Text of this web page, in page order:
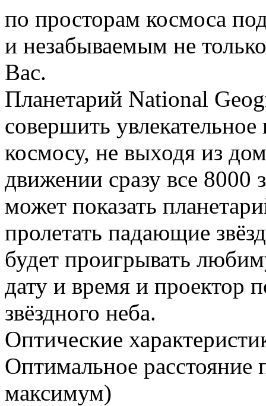
по просторам космоса
и незабываемым не
Вас.
Планетарий National
совершить
космосу, не выходя из
движении сразу все 8000
может показать
пролетать падающие
будет проигрывать
дату и время и
звёздного неба.
Оптические
Оптимальное
максимум)